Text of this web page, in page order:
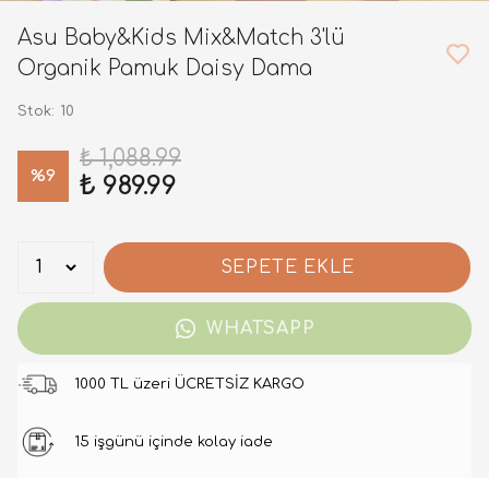
Asu Baby&Kids Mix&Match 3'lü
Organik Pamuk Daisy Dama
Stok: 10
%9
₺ 1,088.99
₺ 989.99
SEPETE EKLE
WHATSAPP
1000 TL üzeri ÜCRETSİZ KARGO
15 işgünü içinde kolay iade